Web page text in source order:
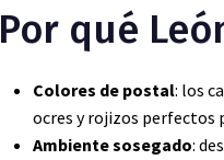
Por qué
Colores de postal: los
ocres y rojizos perfectos
Ambiente sosegado: